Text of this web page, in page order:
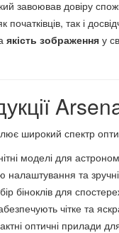
завоював довіру
початківців, так і
якість зображення у
широкий спектр
моделі для
налаштування та
біноклів для
чітке та
оптичні прилади